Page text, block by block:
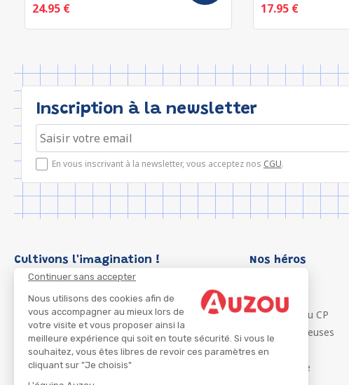
Continuer sans accepter
Nous utilisons des cookies afin de
vous accompagner au mieux lors de
votre visite et vous proposer ainsi la
meilleure expérience qui soit en toute sécurité. Si vous le
souhaitez, vous êtes libres de revoir ces paramètres en
cliquant sur "Je choisis"
24.95 € 17.95 €
Inscription à la newsletter
En vous inscrivant à la newsletter, vous acceptez nos CGU.
Cultivons l'imagination ! Nos héros
P'tit Loup
Les Héros du CP
Les Influenceuses
Migali
Petite Taupe